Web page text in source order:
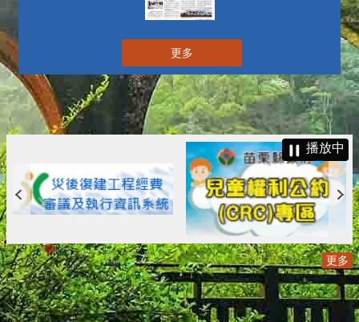
更多
播放中
更多